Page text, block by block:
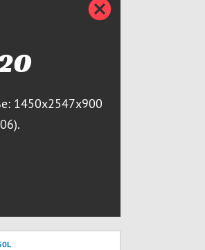
1450x2547x900